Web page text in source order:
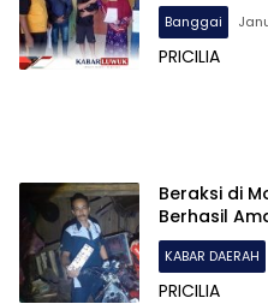
Banggai
PRICILIA
Beraksi di
Berhasil
KABAR DAERAH
PRICILIA